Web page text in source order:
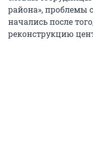
района», проблемы
начались после
реконструкцию